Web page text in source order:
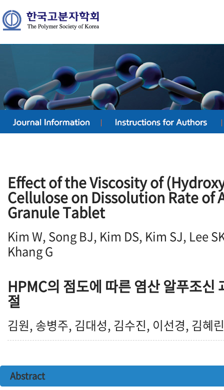
Effect of the Viscosity of
Cellulose on Dissolution Rate of
Granule Tablet
Kim W, Song BJ, Kim DS, Kim SJ, Lee
Khang G
HPMC의 점도에 따른 염산 알푸조신
절
김원, 송병주, 김대성, 김수진, 이선경, 김혜
Abstract